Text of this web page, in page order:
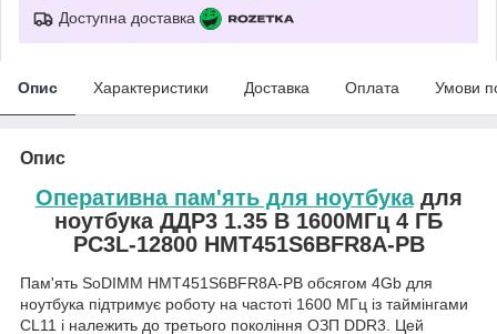
Доступна доставка
Опис Характеристики Доставка Оплата Умови
Опис
Оперативна пам'ять для ноутбукадля
ноутбука ДДР3 1.35 В 1600МГц 4 ГБ
PC3L-12800 HMT451S6BFR8A-PB
Пам'ять SoDIMM HMT451S6BFR8A-PB обсягом 4Gb для
ноутбука підтримує роботу на частоті 1600 МГц із таймінгами
CL11 і належить до третього покоління ОЗП DDR3. Цей